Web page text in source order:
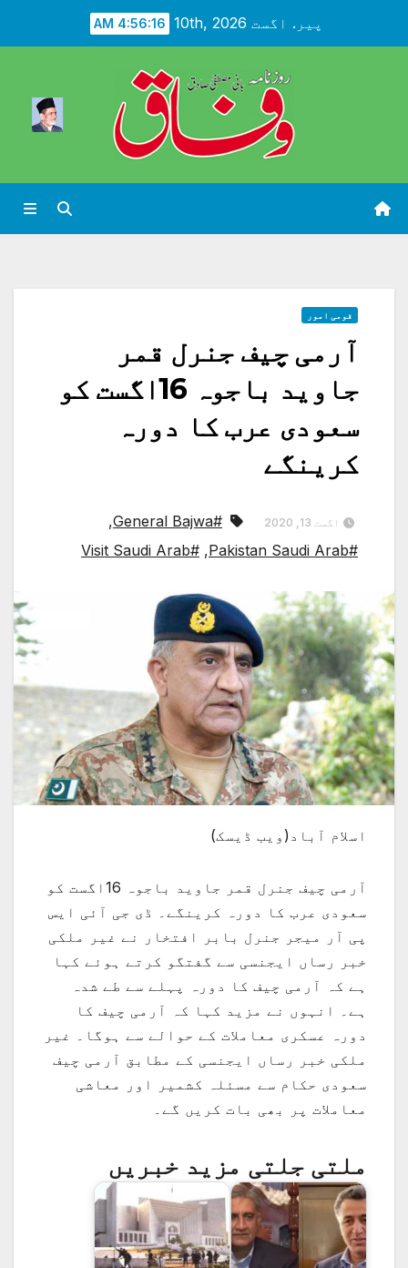
پیر. اگست 10th, 2026 4:56:18 AM
قومی امور
آرمی چیف جنرل قمر
جاوید باجوہ 16اگست کو
سعودی عرب کا دورہ
کرینگے
اگست 13, 2020 #General Bajwa
,
#Pakistan Saudi Arab
,
#Visit Saudi Arab
اسلام آباد(ویب ڈیسک)
آرمی چیف جنرل قمر جاوید باجوہ 16اگست کو
سعودی عرب کا دورہ کرینگے۔ ڈی جی آئی ایس
پی آر میجر جنرل بابر افتخار نے غیر ملکی
خبر رساں ایجنسی سے گفتگو کرتے ہوئے کہا
ہے کہ آرمی چیف کا دورہ پہلے سے طے شدہ
ہے۔ انہوں نے مزید کہا کہ آرمی چیف کا
دورہ عسکری معاملات کے حوالے سے ہوگا۔ غیر
ملکی خبر رساں ایجنسی کے مطابق آرمی چیف
سعودی حکام سے مسئلہ کشمیر اور معاشی
معاملات پر بھی بات کریں گے۔
ملتی جلتی مزید خبریں